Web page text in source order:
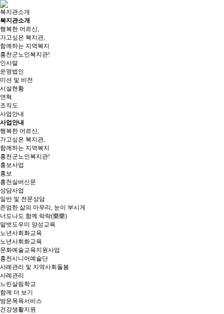
복지관소개
복지관소개
행복한 어르신,
가고싶은 복지관,
함께하는 지역복지
홍천군노인복지관!
인사말
운영법인
미션 및 비전
시설현황
연혁
조직도
사업안내
사업안내
행복한 어르신,
가고싶은 복지관,
함께하는 지역복지
홍천군노인복지관!
홍보사업
홍보
홍천실버신문
상담사업
일반 및 전문상담
존엄한 삶의 마무리, 눈이 부시게
너도나도 함께 락락(樂樂)
말벗도우미 양성교육
노년사회화교육
노년사회화교육
문화예술교육지원사업
홍천시니어예술단
사례관리 및 지역사회돌봄
사례관리
느린살림학교
함께 더 보기
방문목욕서비스
건강생활지원